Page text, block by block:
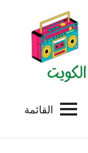
القائمة